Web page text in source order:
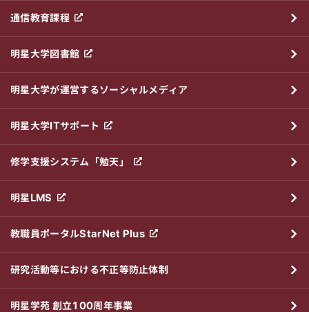
通信教育課程
明星大学図書館
明星大学が運営するソーシャルメディア
明星大学ITサポート
修学支援システム「勉天」
明星LMS
教職員ポータルStarNet Plus
研究活動等における不正等防止体制
明星学苑 創立100周年事業